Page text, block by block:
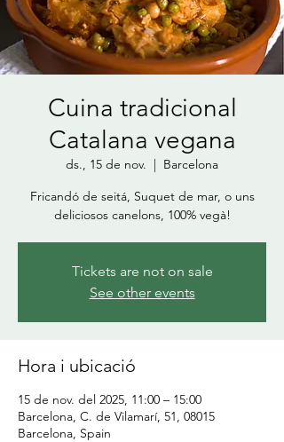
Cuina tradicional
Catalana vegana
ds., 15 de nov.
  |
Barcelona
Fricandó de seitá, Suquet de mar, o uns
deliciosos canelons, 100% vegà!
Tickets are not on sale
See other events
Hora i ubicació
15 de nov. del 2025, 11:00 – 15:00
Barcelona, C. de Vilamarí, 51, 08015
Barcelona, Spain